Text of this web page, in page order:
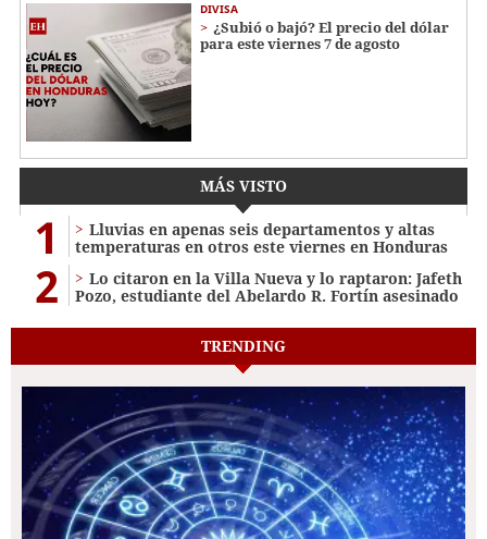
DIVISA
¿Subió o bajó? El precio del dólar
para este viernes 7 de agosto
MÁS VISTO
1
Lluvias en apenas seis departamentos y altas
temperaturas en otros este viernes en Honduras
2
Lo citaron en la Villa Nueva y lo raptaron: Jafeth
Pozo, estudiante del Abelardo R. Fortín asesinado
TRENDING